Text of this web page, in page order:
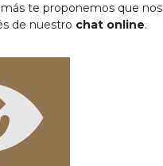
te proponemos que nos
de nuestro chat online.